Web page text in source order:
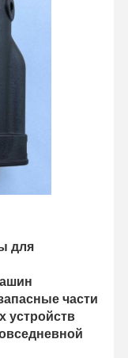
для
части
устройств